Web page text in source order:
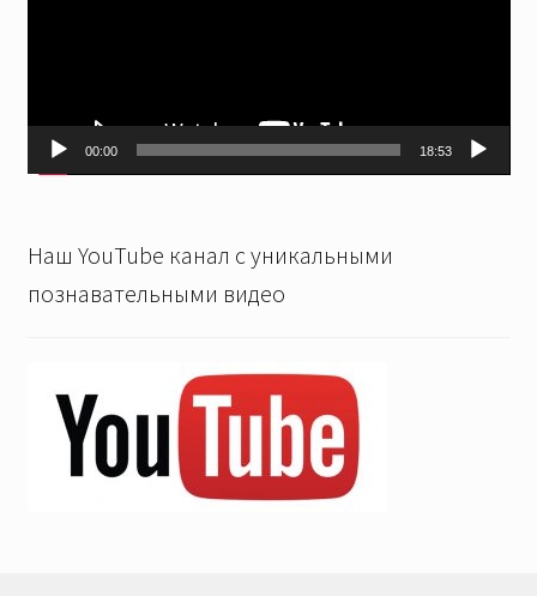
00:00 18:53
Наш YouTube канал с уникальными
познавательными видео